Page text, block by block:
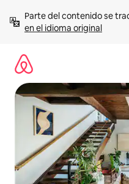
contenido
Parte del contenido se
en el idioma original